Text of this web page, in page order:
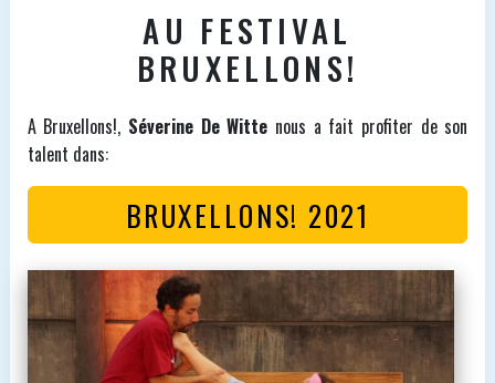
AU FESTIVAL
BRUXELLONS!
A Bruxellons!, Séverine De Witte nous a fait profiter de son
talent dans:
BRUXELLONS! 2021